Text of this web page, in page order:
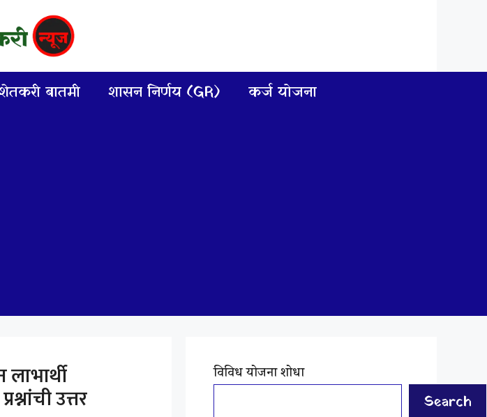
बातमी शासन निर्णय (GR) कर्ज योजना
उत्तर
विविध योजना शोधा
Search